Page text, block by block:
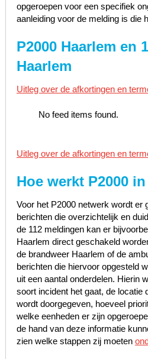
opgeroepen voor een specifiek
aanleiding voor de melding is die
P2000 Haarlem en
Haarlem
Uitleg over de afkortingen en
No feed items found.
Uitleg over de afkortingen en
Hoe werkt P2000 in
Voor het P2000 netwerk wordt er
berichten die overzichtelijk en
de 112 meldingen kan er
Haarlem direct geschakeld
de brandweer Haarlem of de
berichten die hiervoor opgesteld
uit een aantal onderdelen. Hierin
soort incident het gaat, de locatie
wordt doorgegeven, hoeveel
welke eenheden er zijn
de hand van deze informatie
zien welke stappen zij moeten